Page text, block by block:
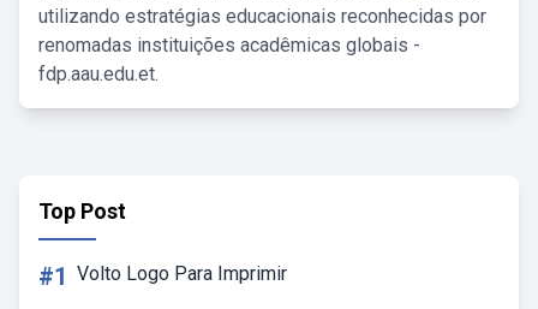
utilizando estratégias educacionais reconhecidas por
renomadas instituições acadêmicas globais -
fdp.aau.edu.et.
Top Post
#1 Volto Logo Para Imprimir